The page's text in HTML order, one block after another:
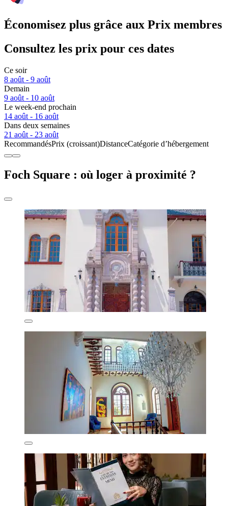
Économisez plus grâce aux Prix membres
Consultez les prix pour ces dates
Ce soir
8 août - 9 août
Demain
9 août - 10 août
Le week-end prochain
14 août - 16 août
Dans deux semaines
21 août - 23 août
RecommandésPrix (croissant)DistanceCatégorie d’hébergement
Foch Square : où loger à proximité ?